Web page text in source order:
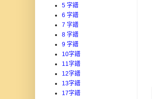
5 字譜
6 字譜
7 字譜
8 字譜
9 字譜
10字譜
11字譜
12字譜
13字譜
17字譜